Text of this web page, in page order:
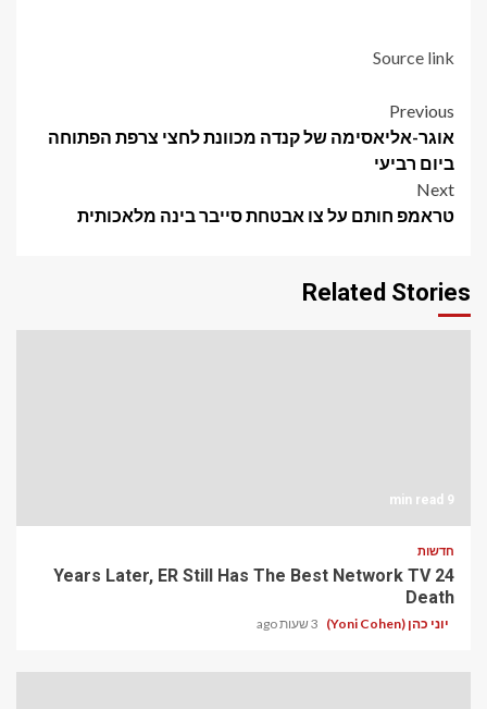
Source link
Post
navigation
Previous
אוגר-אליאסימה של קנדה מכוונת לחצי צרפת הפתוחה
ביום רביעי
Next
טראמפ חותם על צו אבטחת סייבר בינה מלאכותית
Related Stories
9 min read
חדשות
24 Years Later, ER Still Has The Best Network TV
Death
יוני כהן (Yoni Cohen) 3 שעות ago